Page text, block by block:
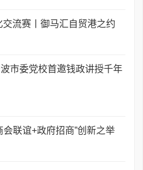
流赛丨御马汇自贸港之约
市委党校首邀钱政讲授千年
会联谊+政府招商”创新之举